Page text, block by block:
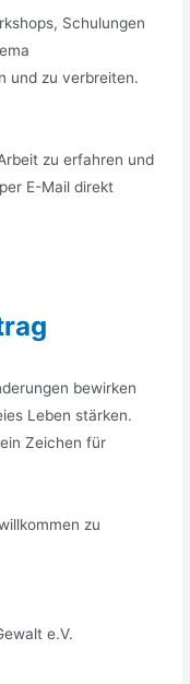
Schulungen
und zu verbreiten.
zu erfahren und
E-Mail direkt
bewirken
Leben stärken.
Zeichen für
zu
e.V.